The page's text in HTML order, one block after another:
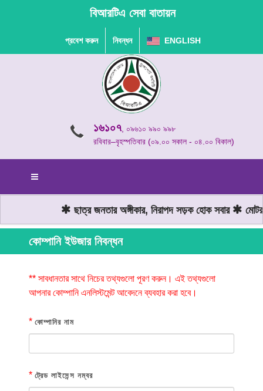
বিআরটিএ সেবা বাতায়ন
প্রবেশ করুন নিবন্ধন ENGLISH
১৬১০৭, ০৯৬১০ ৯৯০ ৯৯৮
রবিবার–বৃহস্পতিবার (০৯.০০ সকাল - ০৪.০০ বিকাল)
ছাত্র জনতার অঙ্গীকার, নিরাপদ সড়ক হোক সবার
কোম্পানি ইউজার নিবন্ধন
** সাবধানতার সাথে নিচের তথ্যগুলো পূরণ করুন। এই তথ্যগুলো
আপনার কোম্পানি এনলিস্টমেন্ট আবেদনে ব্যবহার করা হবে।
* কোম্পানির নাম
* ট্রেড লাইসেন্স নম্বর